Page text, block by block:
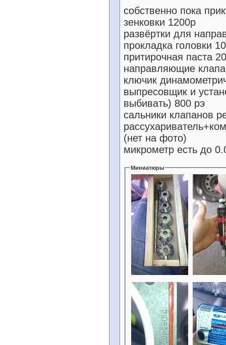
собственно пока
зенковки 1200р
развёртки для
прокладка головки
притирочная паста
направляющие
ключик
выпресовщик и
выбивать) 800 рэ
сальники клапанов
(нет на фото)
микрометр есть до
Миниатюры